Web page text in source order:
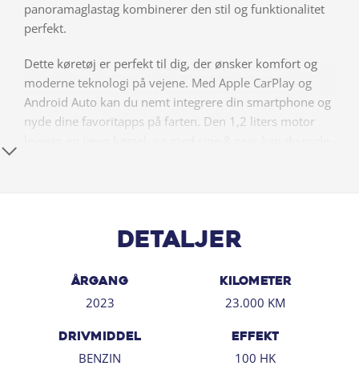
panoramaglastag kombinerer den stil og funktionalitet
perfekt.
Dette køretøj er perfekt til dig, der ønsker komfort og
moderne teknologi på vejene. Med Apple CarPlay og
Android Auto kan du nemt integrere din smartphone og
nyde dine favoritapps på farten. Den 1,2 liters motor
- Panoramaglastag
- Apple CarPlay & Android Auto
- Bakkamera
- Klimaanlæg
- Automatisk nødbremsesystem
- Vejbaneassistent
Detaljer
ÅRGANG
2023
KILOMETER
23.000 KM
DRIVMIDDEL
BENZIN
EFFEKT
100 HK